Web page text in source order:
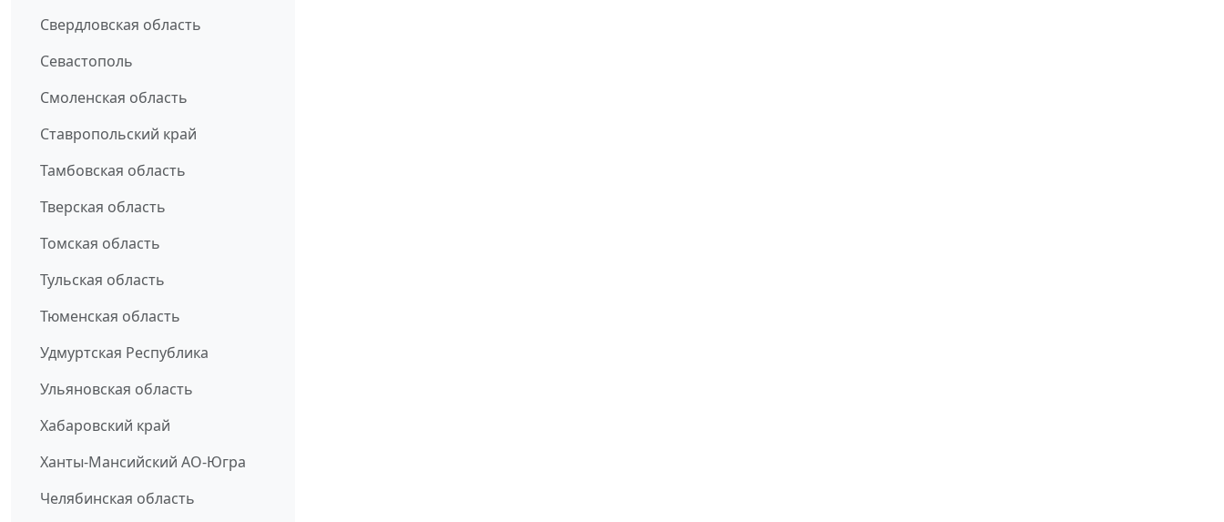
Свердловская область
Севастополь
Смоленская область
Ставропольский край
Тамбовская область
Тверская область
Томская область
Тульская область
Тюменская область
Удмуртская Республика
Ульяновская область
Хабаровский край
Ханты-Мансийский АО-Югра
Челябинская область